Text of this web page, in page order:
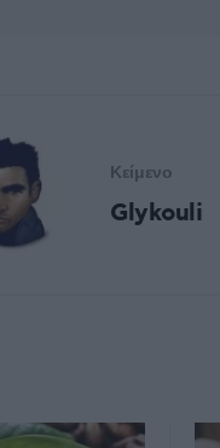
Κείμενο
Glykouli